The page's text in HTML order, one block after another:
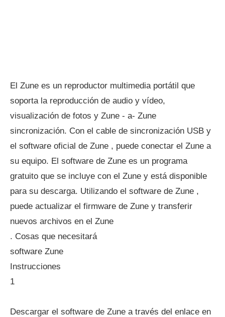
El Zune es un reproductor multimedia portátil que
soporta la reproducción de audio y vídeo,
visualización de fotos y Zune - a- Zune
sincronización. Con el cable de sincronización USB y
el software oficial de Zune , puede conectar el Zune a
su equipo. El software de Zune es un programa
gratuito que se incluye con el Zune y está disponible
para su descarga. Utilizando el software de Zune ,
puede actualizar el firmware de Zune y transferir
nuevos archivos en el Zune
. Cosas que necesitará
software Zune
Instrucciones
1
Descargar el software de Zune a través del enlace en